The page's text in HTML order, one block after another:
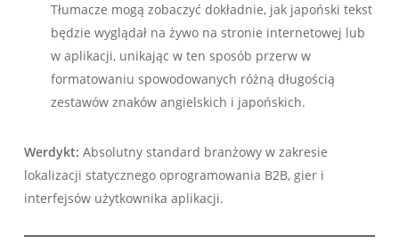
Tłumacze mogą zobaczyć dokładnie, jak japoński tekst
będzie wyglądał na żywo na stronie internetowej lub
w aplikacji, unikając w ten sposób przerw w
formatowaniu spowodowanych różną długością
zestawów znaków angielskich i japońskich.
Werdykt: Absolutny standard branżowy w zakresie
lokalizacji statycznego oprogramowania B2B, gier i
interfejsów użytkownika aplikacji.